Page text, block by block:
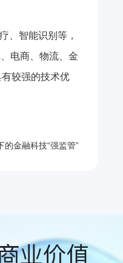
、智能识别等，
电商、物流、金
较强的技术优
的金融科技“强监管”
业价值